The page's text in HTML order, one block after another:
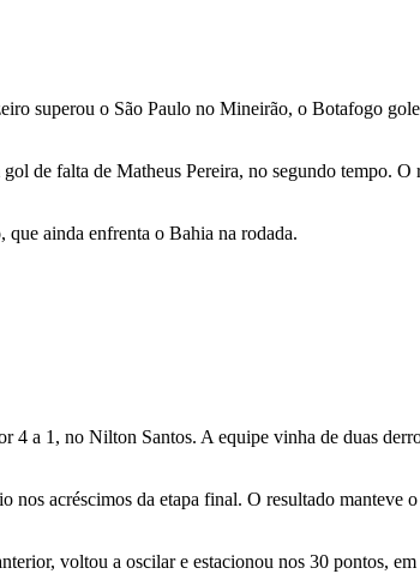
superou o São Paulo no Mineirão, o Botafogo
de falta de Matheus Pereira, no segundo tempo.
ainda enfrenta o Bahia na rodada.
a 1, no Nilton Santos. A equipe vinha de duas
acréscimos da etapa final. O resultado manteve
voltou a oscilar e estacionou nos 30 pontos,